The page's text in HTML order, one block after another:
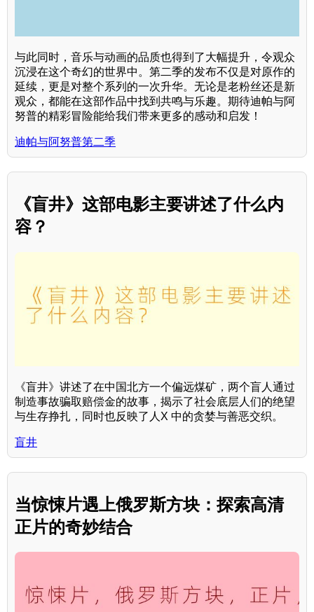
与此同时，音乐与动画的品质也得到了大幅提升，令观众
沉浸在这个奇幻的世界中。第二季的发布不仅是对原作的
延续，更是对整个系列的一次升华。无论是老粉丝还是新
观众，都能在这部作品中找到共鸣与乐趣。期待迪帕与阿
努普的精彩冒险能给我们带来更多的感动和启发！
迪帕与阿努普第二季
《盲井》这部电影主要讲述了什么内
容？
《盲井》讲述了在中国北方一个偏远煤矿，两个盲人通过
制造事故骗取赔偿金的故事，揭示了社会底层人们的绝望
与生存挣扎，同时也反映了人X 中的贪婪与善恶交织。
盲井
当惊悚片遇上俄罗斯方块：探索高清
正片的奇妙结合